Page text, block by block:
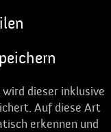
dieser inklusive
Auf diese Art
erkennen und